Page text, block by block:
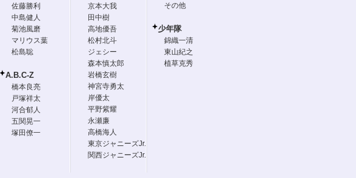
佐藤勝利
中島健人
菊池風磨
マリウス葉
松島聡
A.B.C-Z
橋本良亮
戸塚祥太
河合郁人
五関晃一
塚田僚一
京本大我
田中樹
高地優吾
松村北斗
ジェシー
森本慎太郎
岩橋玄樹
神宮寺勇太
岸優太
平野紫耀
永瀬廉
高橋海人
東京ジャニーズJr.
関西ジャニーズJr.
その他
少年隊
錦織一清
東山紀之
植草克秀